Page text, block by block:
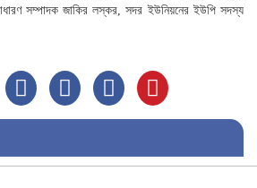
সম্পাদক জাকির লস্কর, সদর ইউনিয়নের ইউপি সদস্য